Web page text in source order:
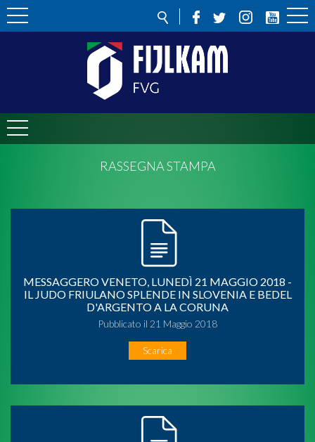
RASSEGNA STAMPA
MESSAGGERO VENETO, LUNEDÌ 21 MAGGIO 2018 -
IL JUDO FRIULANO SPLENDE IN SLOVENIA E BEDEL
D'ARGENTO A LA CORUNA
Pubblicato il 21 Maggio 2018
Scarica